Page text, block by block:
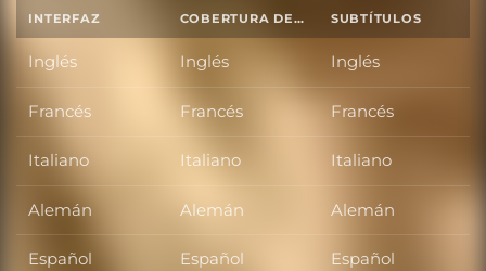
INTERFAZ COBERTURA DE SONIDO TOTAL SUBTÍTULOS
Inglés Inglés Inglés
Francés Francés Francés
Italiano Italiano Italiano
Alemán Alemán Alemán
Español
Español
Español